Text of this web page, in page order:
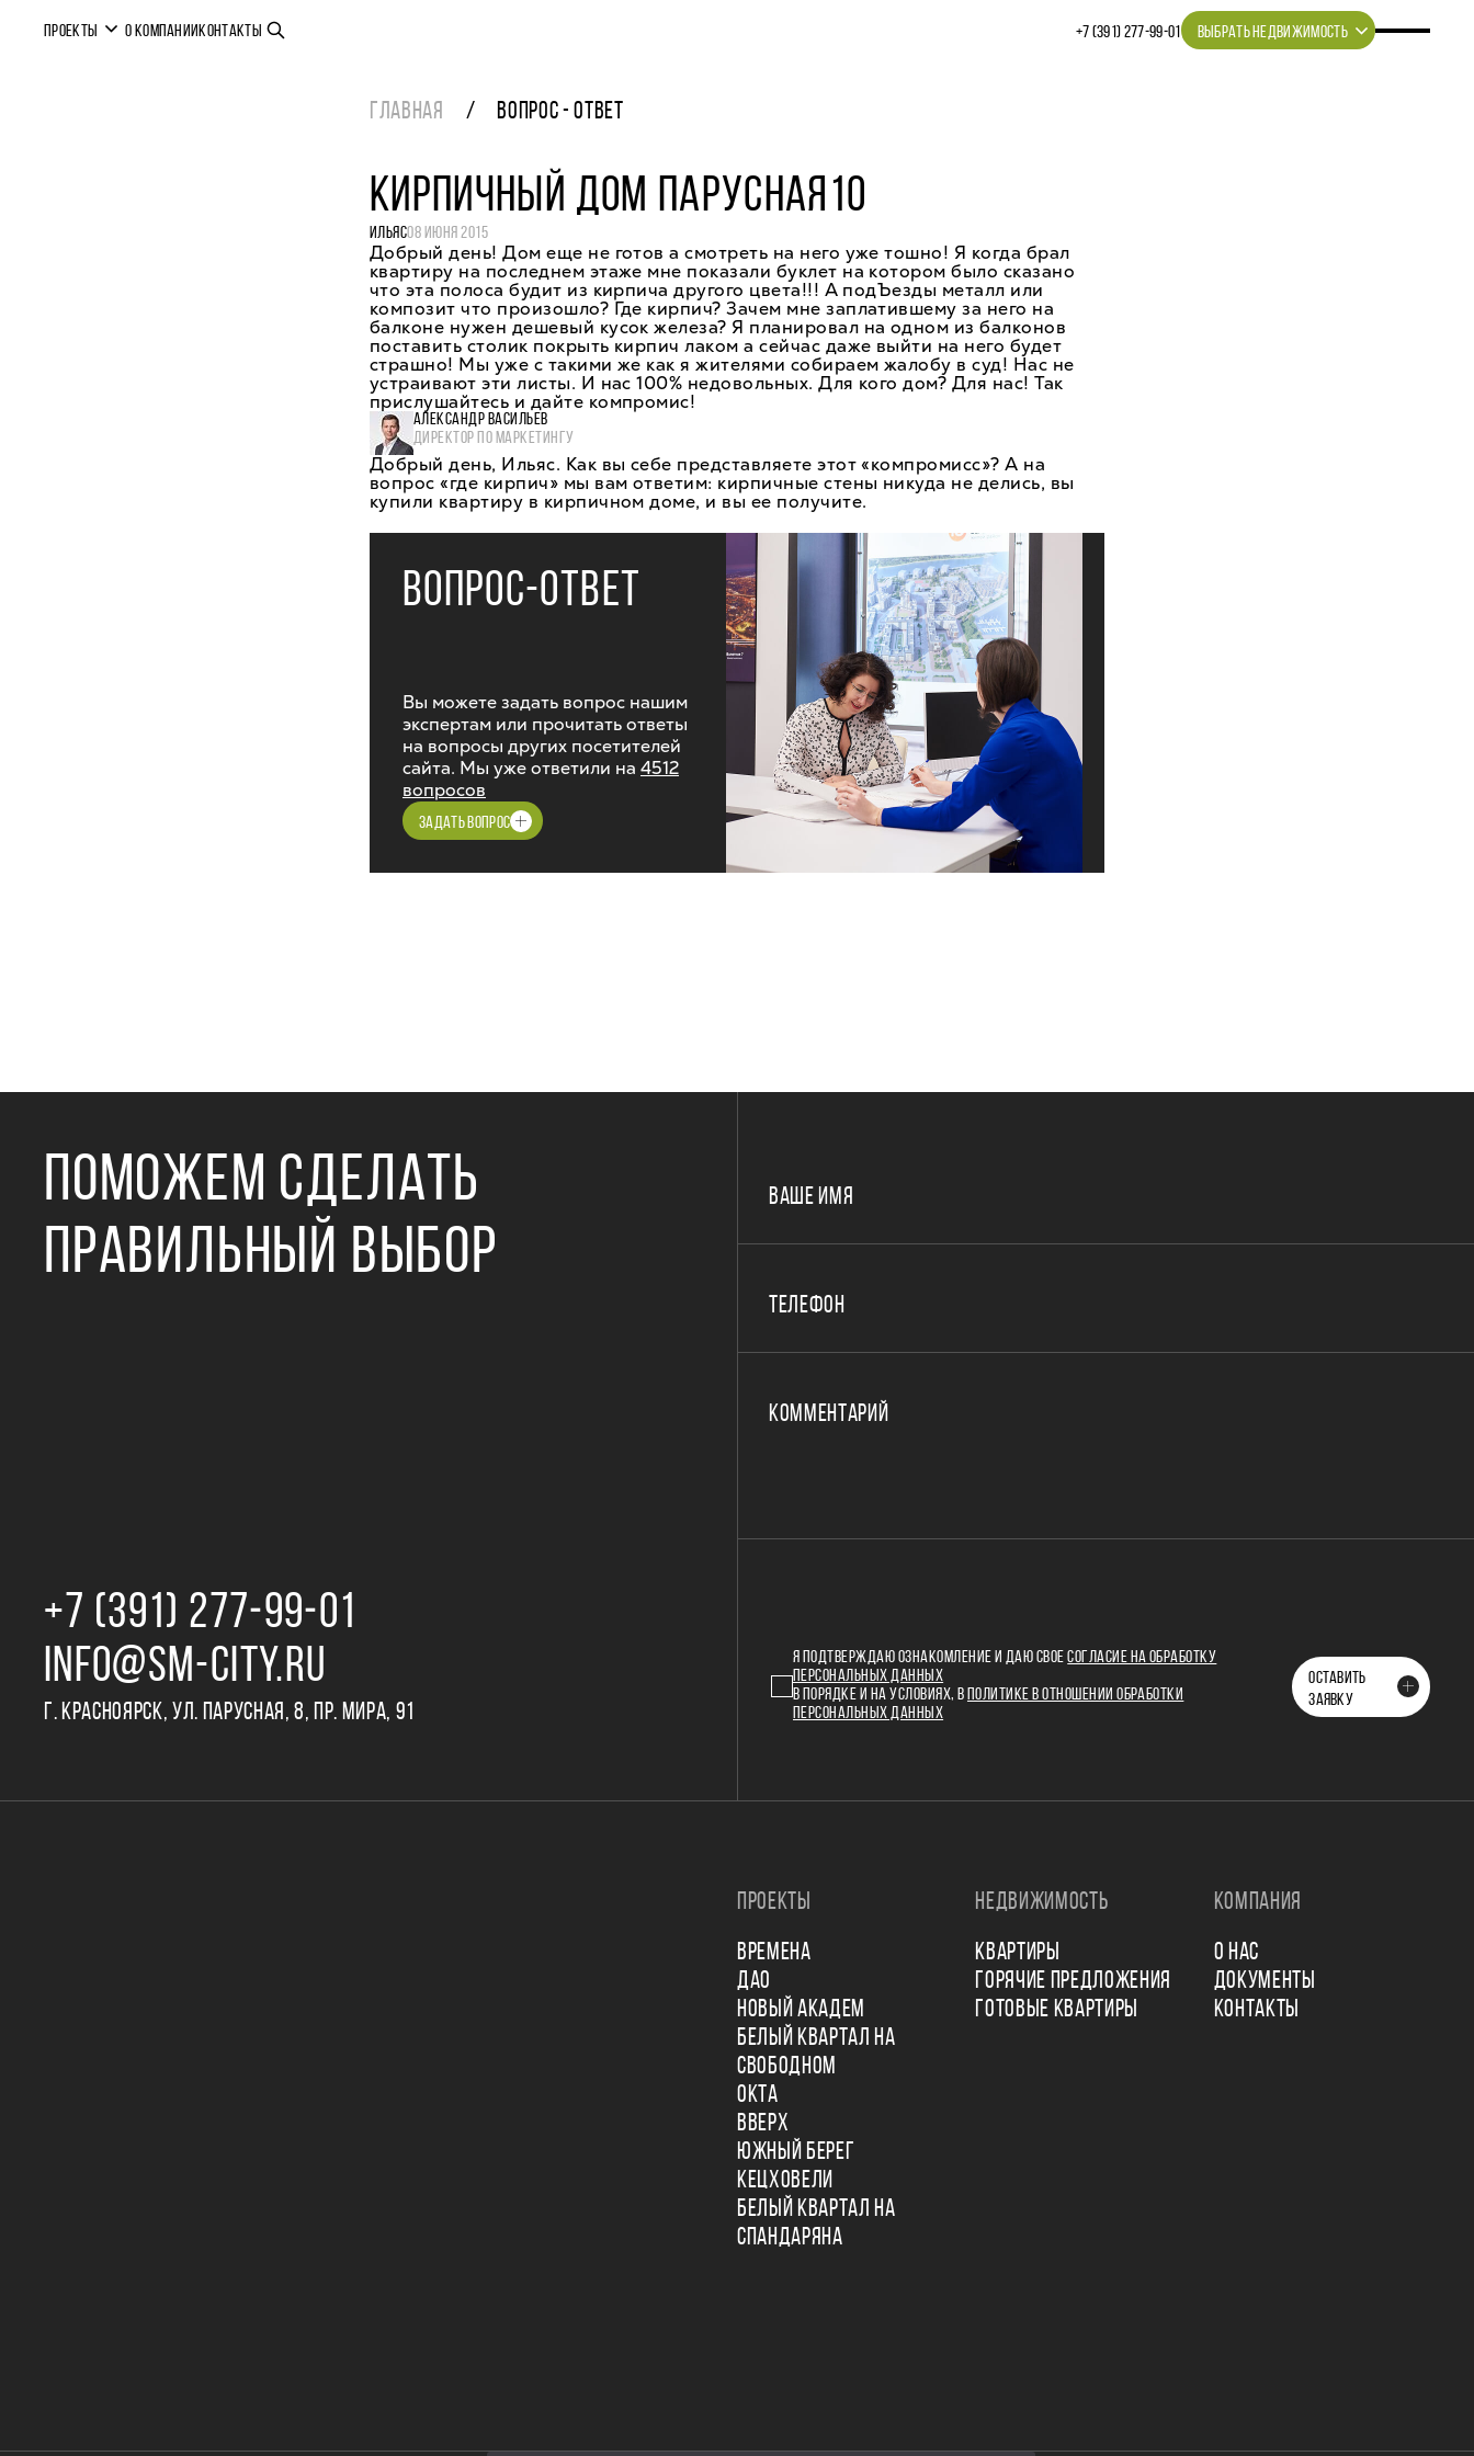
ПРОЕКТЫ О КОМПАНИИКОНТАКТЫ +7 (391) 277‒99‒01 ВЫБРАТЬ НЕДВИЖИМОСТЬ
ГЛАВНАЯ ВОПРОС - ОТВЕТ
КИРПИЧНЫЙ ДОМ ПАРУСНАЯ10
ИЛЬЯС08 ИЮНЯ 2015
Добрый день! Дом еще не готов а смотреть на него уже тошно! Я когда брал
квартиру на последнем этаже мне показали буклет на котором было сказано
что эта полоса будит из кирпича другого цвета!!! А подЪезды металл или
композит что произошло? Где кирпич? Зачем мне заплатившему за него на
балконе нужен дешевый кусок железа? Я планировал на одном из балконов
поставить столик покрыть кирпич лаком а сейчас даже выйти на него будет
страшно! Мы уже с такими же как я жителями собираем жалобу в суд! Нас не
устраивают эти листы. И нас 100% недовольных. Для кого дом? Для нас! Так
прислушайтесь и дайте компромис!
АЛЕКСАНДР ВАСИЛЬЕВ
ДИРЕКТОР ПО МАРКЕТИНГУ
Добрый день, Ильяс. Как вы себе представляете этот «компромисс»? А на
вопрос «где кирпич» мы вам ответим: кирпичные стены никуда не делись, вы
купили квартиру в кирпичном доме, и вы ее получите.
ВОПРОС-ОТВЕТ
Вы можете задать вопрос нашим
экспертам или прочитать ответы
на вопросы других посетителей
сайта. Мы уже ответили на 4512
вопросов
ЗАДАТЬ ВОПРОС
ПОМОЖЕМ СДЕЛАТЬ
ПРАВИЛЬНЫЙ ВЫБОР
+7 (391) 277‒99‒01
INFO@SM-CITY.RU
Г. КРАСНОЯРСК, УЛ. ПАРУСНАЯ, 8, ПР. МИРА, 91
ВАШЕ ИМЯ
ТЕЛЕФОН
КОММЕНТАРИЙ
Я ПОДТВЕРЖДАЮ ОЗНАКОМЛЕНИЕ И ДАЮ СВОЕСОГЛАСИЕ НА ОБРАБОТКУ
ПЕРСОНАЛЬНЫХ ДАННЫХ
В ПОРЯДКЕ И НА УСЛОВИЯХ, В
ПОЛИТИКЕ В ОТНОШЕНИИ ОБРАБОТКИ
ПЕРСОНАЛЬНЫХ ДАННЫХ
ОСТАВИТЬ
ЗАЯВКУ
ПРОЕКТЫ
ВРЕМЕНА
ДАО
НОВЫЙ АКАДЕМ
БЕЛЫЙ КВАРТАЛ НА
СВОБОДНОМ
ОКТА
ВВЕРХ
ЮЖНЫЙ БЕРЕГ
КЕЦХОВЕЛИ
БЕЛЫЙ КВАРТАЛ НА
СПАНДАРЯНА
НЕДВИЖИМОСТЬ
КВАРТИРЫ
ГОРЯЧИЕ ПРЕДЛОЖЕНИЯ
ГОТОВЫЕ КВАРТИРЫ
КОМПАНИЯ
О НАС
ДОКУМЕНТЫ
КОНТАКТЫ